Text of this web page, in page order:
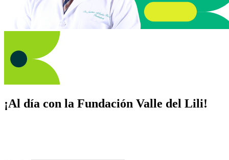
¡Al día con la Fundación Valle del Lili!